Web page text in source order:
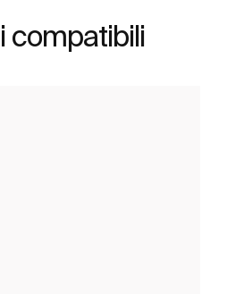
compatibili